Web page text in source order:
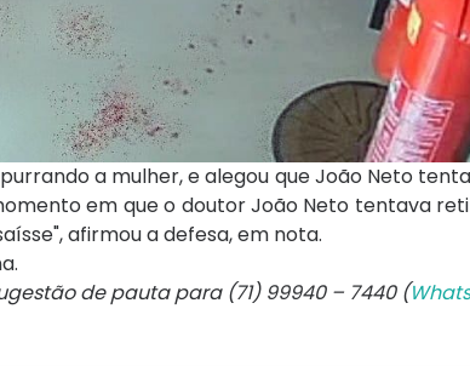
a mulher, e alegou que João Neto
em que o doutor João Neto tentava
afirmou a defesa, em nota.
de pauta para (71) 99940 – 7440 (